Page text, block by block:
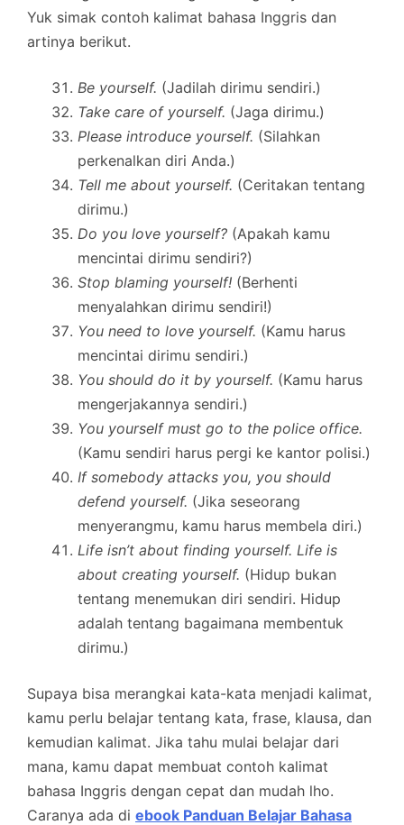
Yuk simak contoh kalimat bahasa Inggris dan
artinya berikut.
Be yourself. (Jadilah dirimu sendiri.)
Take care of yourself. (Jaga dirimu.)
Please introduce yourself. (Silahkan
perkenalkan diri Anda.)
Tell me about yourself. (Ceritakan tentang
dirimu.)
Do you love yourself? (Apakah kamu
mencintai dirimu sendiri?)
Stop blaming yourself! (Berhenti
menyalahkan dirimu sendiri!)
You need to love yourself. (Kamu harus
mencintai dirimu sendiri.)
You should do it by yourself. (Kamu harus
mengerjakannya sendiri.)
You yourself must go to the police office.
(Kamu sendiri harus pergi ke kantor polisi.)
If somebody attacks you, you should
defend yourself. (Jika seseorang
menyerangmu, kamu harus membela diri.)
Life isn’t about finding yourself. Life is
about creating yourself. (Hidup bukan
tentang menemukan diri sendiri. Hidup
adalah tentang bagaimana membentuk
dirimu.)
Supaya bisa merangkai kata-kata menjadi kalimat,
kamu perlu belajar tentang kata, frase, klausa, dan
kemudian kalimat. Jika tahu mulai belajar dari
mana, kamu dapat membuat contoh kalimat
bahasa Inggris dengan cepat dan mudah lho.
Caranya ada di ebook Panduan Belajar Bahasa